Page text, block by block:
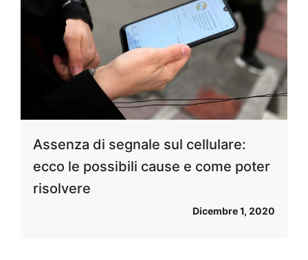
Assenza di segnale sul cellulare:
ecco le possibili cause e come poter
risolvere
Dicembre 1, 2020